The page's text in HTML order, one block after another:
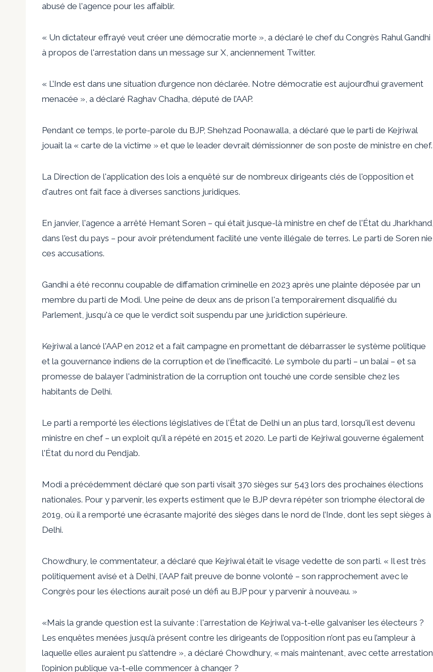
abusé de l'agence pour les affaiblir.
« Un dictateur effrayé veut créer une démocratie morte », a déclaré le chef du Congrès Rahul Gandhi
à propos de l'arrestation dans un message sur X, anciennement Twitter.
« L’Inde est dans une situation d’urgence non déclarée. Notre démocratie est aujourd’hui gravement
menacée », a déclaré Raghav Chadha, député de l’AAP.
Pendant ce temps, le porte-parole du BJP, Shehzad Poonawalla, a déclaré que le parti de Kejriwal
jouait la « carte de la victime » et que le leader devrait démissionner de son poste de ministre en chef.
La Direction de l'application des lois a enquêté sur de nombreux dirigeants clés de l'opposition et
d'autres ont fait face à diverses sanctions juridiques.
En janvier, l'agence a arrêté Hemant Soren – qui était jusque-là ministre en chef de l'État du Jharkhand,
dans l'est du pays – pour avoir prétendument facilité une vente illégale de terres. Le parti de Soren nie
ces accusations.
Gandhi a été reconnu coupable de diffamation criminelle en 2023 après une plainte déposée par un
membre du parti de Modi. Une peine de deux ans de prison l'a temporairement disqualifié du
Parlement, jusqu'à ce que le verdict soit suspendu par une juridiction supérieure.
Kejriwal a lancé l'AAP en 2012 et a fait campagne en promettant de débarrasser le système politique
et la gouvernance indiens de la corruption et de l'inefficacité. Le symbole du parti – un balai – et sa
promesse de balayer l'administration de la corruption ont touché une corde sensible chez les
habitants de Delhi.
Le parti a remporté les élections législatives de l'État de Delhi un an plus tard, lorsqu'il est devenu
ministre en chef – un exploit qu'il a répété en 2015 et 2020. Le parti de Kejriwal gouverne également
l'État du nord du Pendjab.
Modi a précédemment déclaré que son parti visait 370 sièges sur 543 lors des prochaines élections
nationales. Pour y parvenir, les experts estiment que le BJP devra répéter son triomphe électoral de
2019, où il a remporté une écrasante majorité des sièges dans le nord de l’Inde, dont les sept sièges à
Delhi.
Chowdhury, le commentateur, a déclaré que Kejriwal était le visage vedette de son parti. « Il est très
politiquement avisé et à Delhi, l'AAP fait preuve de bonne volonté – son rapprochement avec le
Congrès pour les élections aurait posé un défi au BJP pour y parvenir à nouveau. »
«Mais la grande question est la suivante : l'arrestation de Kejriwal va-t-elle galvaniser les électeurs ?
Les enquêtes menées jusqu’à présent contre les dirigeants de l’opposition n’ont pas eu l’ampleur à
laquelle elles auraient pu s’attendre », a déclaré Chowdhury, « mais maintenant, avec cette arrestation,
l’opinion publique va-t-elle commencer à changer ?